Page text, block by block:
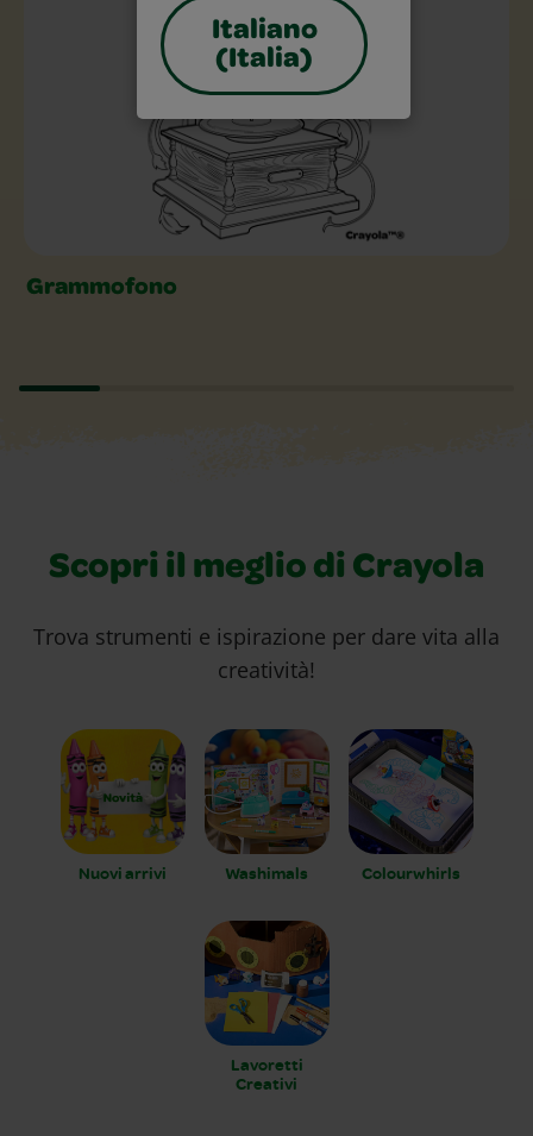
Italiano
(Italia)
Grammofono
Scopri il meglio di Crayola
Trova strumenti e ispirazione per dare vita alla
creatività!
Nuovi arrivi Washimals Colourwhirls
Lavoretti
Creativi